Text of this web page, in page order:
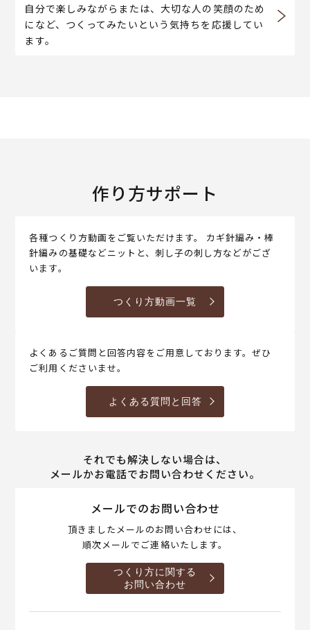
自分で楽しみながらまたは、大切な人の笑顔のため
になど、つくってみたいという気持ちを応援してい
ます。
作り方サポート
各種つくり方動画をご覧いただけます。 カギ針編み・棒
針編みの基礎などニットと、刺し子の刺し方などがござ
います。
つくり方動画一覧
よくあるご質問と回答内容をご用意しております。ぜひ
ご利用くださいませ。
よくある質問と回答
それでも解決しない場合は、
メールかお電話でお問い合わせください。
メールでのお問い合わせ
頂きましたメールのお問い合わせには、
順次メールでご連絡いたします。
つくり方に関する
お問い合わせ